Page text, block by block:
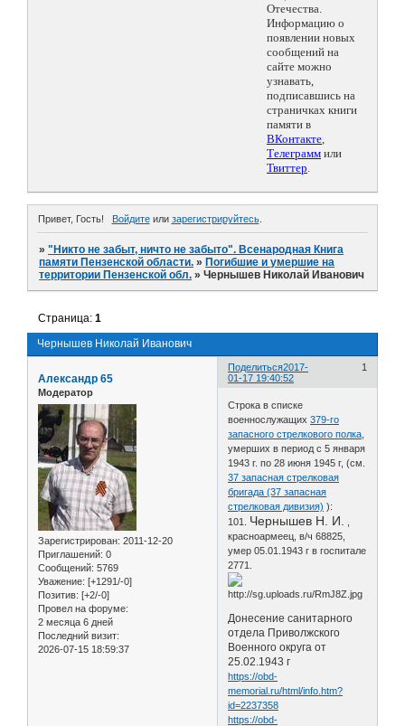
Отечества.
Информацию о
появлении новых
сообщений на
сайте можно
узнавать,
подписавшись на
страничках книги
памяти в
ВКонтакте,
Телеграмм или
Твиттер.
Привет, Гость! Войдитеили зарегистрируйтесь.
»"Никто не забыт, ничто не забыто". Всенародная Книга
памяти Пензенской области. » Погибшие и умершие на
территории Пензенской обл. »Чернышев Николай Иванович
Чернышев Николай Иванович
Страница:1
Поделиться 1
2017-
01-17 19:40:52
Александр 65
Модератор
Зарегистрирован: 2011-12-20
Приглашений: 0
Сообщений: 5769
Уважение: [+1291/-0]
Позитив: [+2/-0]
Провел на форуме:
2 месяца 6 дней
Последний визит:
2026-07-15 18:59:37
Строка в списке
военнослужащих379-го
запасного стрелкового полка
умерших в период с 5 января
1943 г. по 28 июня 1945 г, (см.
37 запасная стрелковая
бригада (37 запасная
стрелковая дивизия) ):
101. Чернышев Н. И.
красноармеец, в/ч 68825,
умер 05.01.1943 г в госпитале
2771.
Донесение санитарного
отдела Приволжского
Военного округа от
25.02.1943 г
https://obd-
memorial.ru/html/info.htm?
id=2237358
https://obd-